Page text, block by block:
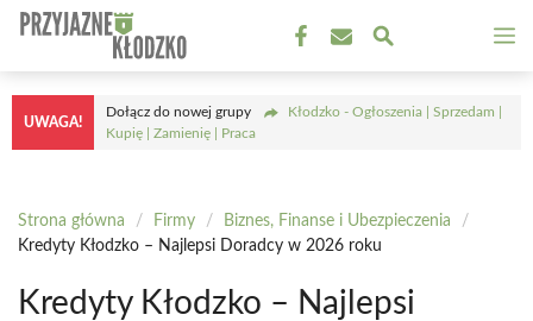
Przejdź
treści
UWAGA!
Dołącz do nowej grupy
Kłodzko - Ogłoszenia | Sprzedam |
Kupię | Zamienię | Praca
Strona główna / Firmy / Biznes, Finanse i Ubezpieczenia
/
Kredyty Kłodzko – Najlepsi Doradcy w 2026 roku
Kredyty Kłodzko – Najlepsi